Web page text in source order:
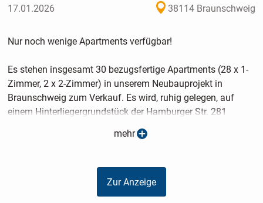
17.01.2026 38114 Braunschweig
Nur noch wenige Apartments verfügbar!
Es stehen insgesamt 30 bezugsfertige Apartments (28 x 1-
Zimmer, 2 x 2-Zimmer) in unserem Neubauprojekt in
Braunschweig zum Verkauf. Es wird, ruhig gelegen, auf
einem Hinterliegergrundstück der Hamburger Str. 281
Exposé. Wir freuen uns auf Ihre Anfrage. **
mehr
Zur Anzeige